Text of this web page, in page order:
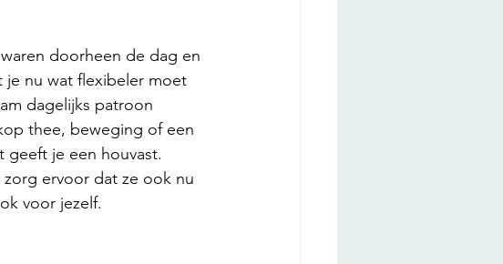
doorheen de dag en
je nu wat flexibeler moet
dagelijks patroon
thee, beweging of een
geeft je een houvast.
ervoor dat ze ook nu
voor jezelf.